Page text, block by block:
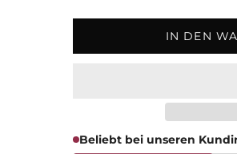
IN DEN
Beliebt bei unseren